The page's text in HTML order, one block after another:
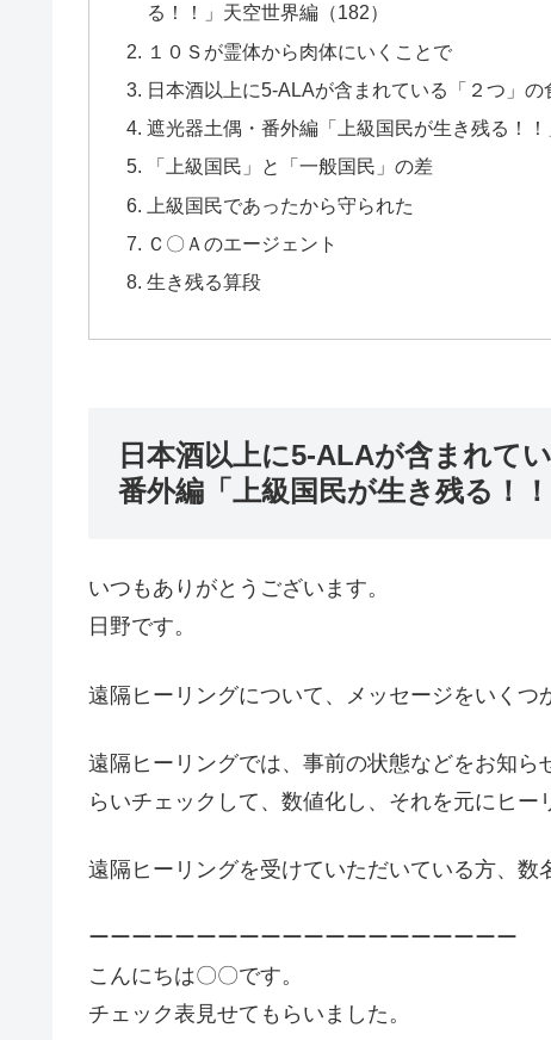
る！！」天空世界編（182）
１０Ｓが霊体から肉体にいくことで
日本酒以上に5-ALAが含まれている「２つ」の
遮光器土偶・番外編「上級国民が生き残る！！
「上級国民」と「一般国民」の差
上級国民であったから守られた
Ｃ〇Ａのエージェント
生き残る算段
日本酒以上に5-ALAが含まれて
番外編「上級国民が生き残る！
いつもありがとうございます。
日野です。
遠隔ヒーリングについて、メッセージをいくつ
遠隔ヒーリングでは、事前の状態などをお知ら
らいチェックして、数値化し、それを元にヒー
遠隔ヒーリングを受けていただいている方、数
ーーーーーーーーーーーーーーーーーーーー
こんにちは〇〇です。
チェック表見せてもらいました。